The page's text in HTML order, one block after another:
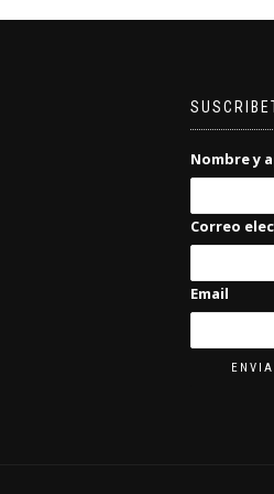
Nombre y
Correo
Email